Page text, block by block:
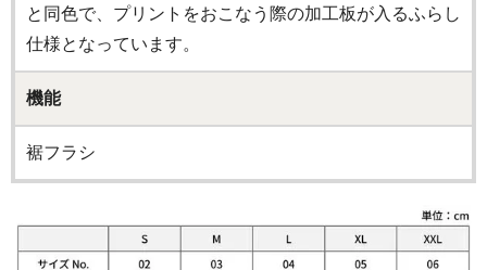
と同色で、プリントをおこなう際の加工板が入るふらし
仕様となっています。
機能
裾フラシ